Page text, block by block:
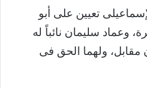
تعيين على أبو
وعماد سليمان نائباً له
مقابل، ولهما الحق فى